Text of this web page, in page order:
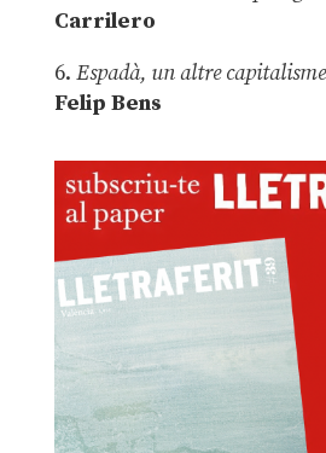
Carrilero
6. Espadà, un altre capitalisme
Felip Bens